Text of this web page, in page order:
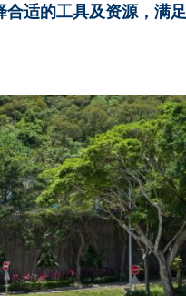
合适的工具及资源，满